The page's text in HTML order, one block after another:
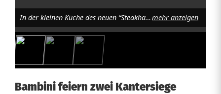
i
n
u
n
d
In der kleinen Küche des neuen “Steakhauses” sorgten die Damen und Peppo für verschiedene Leckerbissen. Foto: Karl Zieglermehr anzeigen
Bambini feiern zwei Kantersiege